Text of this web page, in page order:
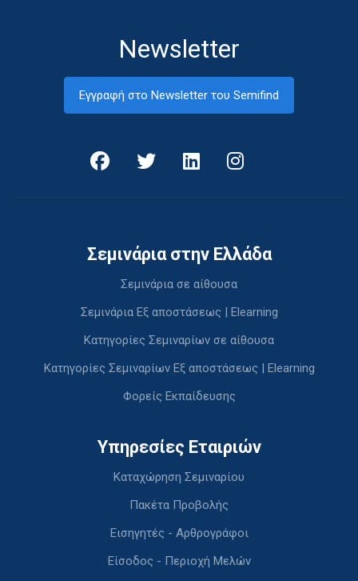
Newsletter
Εγγραφή στο Newsletter του Semifind
Σεμινάρια στην Ελλάδα
Σεμινάρια σε αίθουσα
Σεμινάρια Εξ αποστάσεως | Elearning
Κατηγορίες Σεμιναρίων σε αίθουσα
Κατηγορίες Σεμιναρίων Εξ αποστάσεως | Elearning
Φορείς Εκπαίδευσης
Υπηρεσίες Εταιριών
Καταχώρηση Σεμιναρίου
Πακέτα Προβολής
Εισηγητές - Αρθρογράφοι
Είσοδος - Περιοχή Μελών